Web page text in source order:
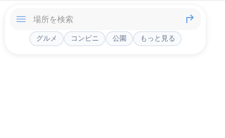
グルメ コンビニ 公園 もっと見る